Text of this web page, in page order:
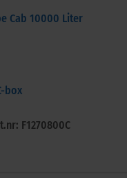
Cab 10000 Liter
box
F1270800C